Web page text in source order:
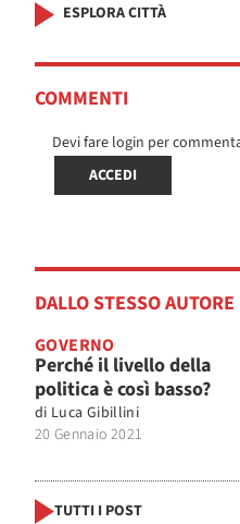
ESPLORA CITTÀ
COMMENTI
Devi fare login per
ACCEDI
DALLO STESSO AUTORE
GOVERNO
Perché il livello della
politica è così basso?
di Luca Gibillini
20 Gennaio 2021
TUTTI I POST